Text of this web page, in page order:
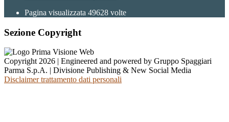
Pagina visualizzata 49628 volte
Sezione Copyright
Copyright 2026 | Engineered and powered by Gruppo Spaggiari
Parma S.p.A. | Divisione Publishing & New Social Media
Disclaimer trattamento dati personali